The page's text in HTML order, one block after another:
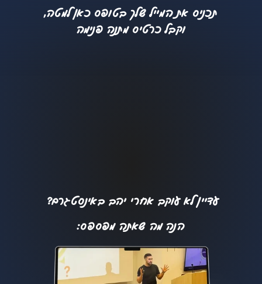
תכניס את המייל שלך בטופס כאן למטה,
וקבל כרטיס מתנה פנימה
עדיין לא עוקב אחרי יהב באינסטגרם?
הנה מה שאתה מפספס: